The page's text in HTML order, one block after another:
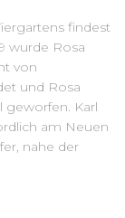
findest
wurde Rosa
von
und Rosa
geworfen. Karl
am Neuen
nahe der